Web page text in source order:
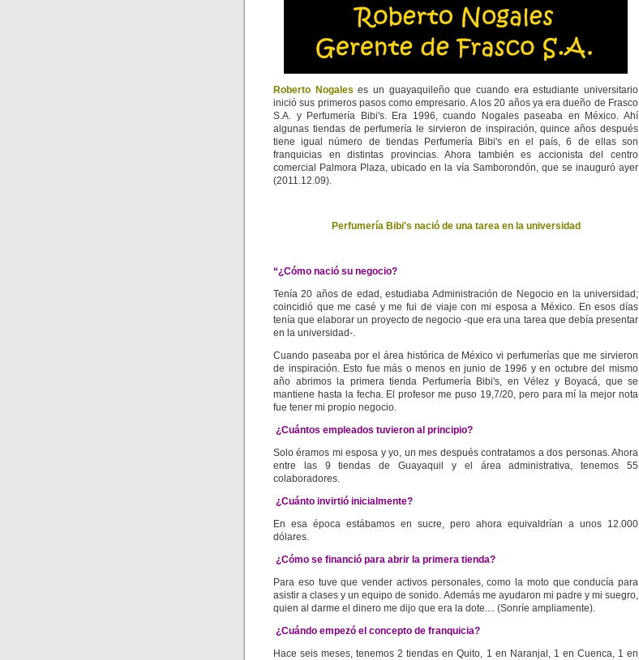
Roberto Nogales es un guayaquileño que cuando era estudiante universitario
inició sus primeros pasos como empresario. A los 20 años ya era dueño de Frasco
S.A. y Perfumería Bibi's. Era 1996, cuando Nogales paseaba en México. Ahí
algunas tiendas de perfumería le sirvieron de inspiración, quince años después
tiene igual número de tiendas Perfumería Bibi's en el país, 6 de ellas son
franquicias en distintas provincias. Ahora también es accionista del centro
comercial Palmora Plaza, ubicado en la vía Samborondón, que se inauguró ayer
(2011.12.09).
Perfumería Bibi's nació de una tarea en la universidad
“¿Cómo nació su negocio?
Tenía 20 años de edad, estudiaba Administración de Negocio en la universidad;
coincidió que me casé y me fui de viaje con mi esposa a México. En esos días
tenía que elaborar un proyecto de negocio -que era una tarea que debía presentar
en la universidad-.
Cuando paseaba por el área histórica de México vi perfumerías que me sirvieron
de inspiración. Esto fue más o menos en junio de 1996 y en octubre del mismo
año abrimos la primera tienda Perfumería Bibi's, en Vélez y Boyacá, que se
mantiene hasta la fecha. El profesor me puso 19,7/20, pero para mí la mejor nota
fue tener mi propio negocio.
¿Cuántos empleados tuvieron al principio?
Solo éramos mi esposa y yo, un mes después contratamos a dos personas. Ahora
entre las 9 tiendas de Guayaquil y el área administrativa, tenemos 55
colaboradores.
¿Cuánto invirtió inicialmente?
En esa época estábamos en sucre, pero ahora equivaldrían a unos 12.000
dólares.
¿Cómo se financió para abrir la primera tienda?
Para eso tuve que vender activos personales, como la moto que conducía para
asistir a clases y un equipo de sonido. Además me ayudaron mi padre y mi suegro,
quien al darme el dinero me dijo que era la dote.... (Sonríe ampliamente).
¿Cuándo empezó el concepto de franquicia?
Hace seis meses, tenemos 2 tiendas en Quito, 1 en Naranjal, 1 en Cuenca, 1 en